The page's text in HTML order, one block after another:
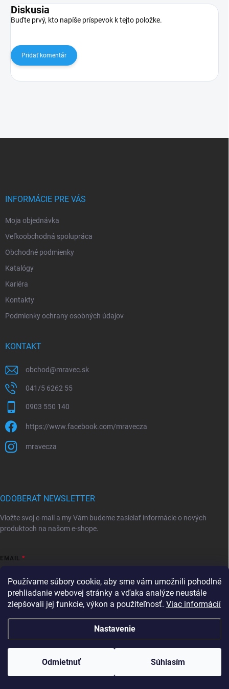
Používame súbory cookie, aby sme vám umožnili pohodlné
prehliadanie webovej stránky a vďaka analýze neustále
zlepšovali jej funkcie, výkon a použiteľnosť. Viac informácií
Nastavenie
Odmietnuť Súhlasím
Tovar, ktorý je skladom, expedujeme do 24hodín od
Diskusia
Buďte prvý, kto napíše príspevok k tejto položke.
Pridať komentár
INFORMÁCIE PRE VÁS
Moja objednávka
Veľkoobchodná spolupráca
Obchodné podmienky
Katalógy
Kariéra
Kontakty
Podmienky ochrany osobných údajov
KONTAKT
obchod@mravec.sk
041/5 6262 55
0903 550 140
https://www.facebook.com/mravecza
mravecza
ODOBERAŤ NEWSLETTER
Vložte svoj e-mail a my Vám budeme zasielať informácie o nových
produktoch na našom e-shope.
EMAIL
Vložením e-mailu súhlasíte spodmienkami ochrany osobných údajov
Vytvoril Shoptet
Copyright 2026Mravec.sk. Všetky práva vyhradené.Upraviť nastavenie